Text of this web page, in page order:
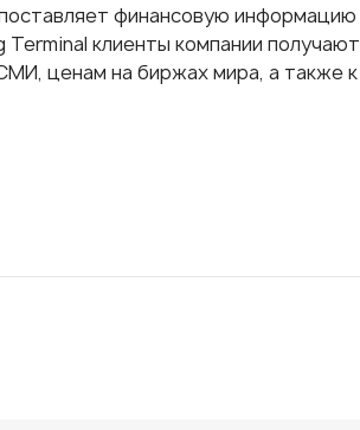
финансовую информацию
клиенты компании получают
ценам на биржах мира, а также к